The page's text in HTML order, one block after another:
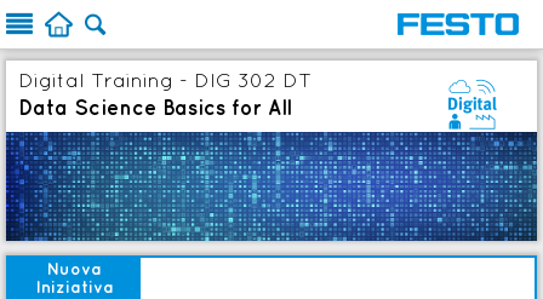
  
Nuova
Iniziativa
Digital Training - DIG 302 DT
Data Science Basics for All
0